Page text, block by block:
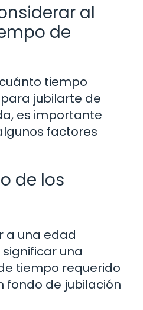
al
de
tiempo
jubilarte de
es importante
factores
de los
a una edad
una
tiempo requerido
fondo de jubilación